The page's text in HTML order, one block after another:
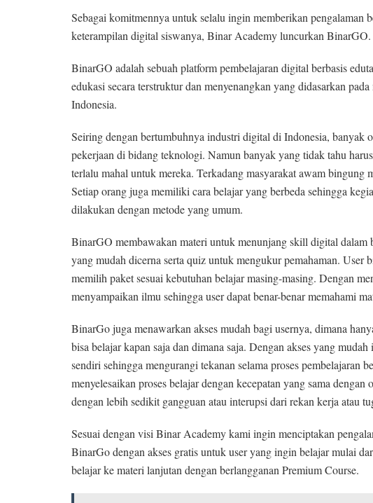
Sebagai komitmennya untuk selalu ingin memberikan pengalaman
keterampilan digital siswanya, Binar Academy luncurkan BinarGO.
BinarGO adalah sebuah platform pembelajaran digital berbasis
edukasi secara terstruktur dan menyenangkan yang didasarkan
Indonesia.
Seiring dengan bertumbuhnya industri digital di Indonesia, banyak
pekerjaan di bidang teknologi. Namun banyak yang tidak tahu
terlalu mahal untuk mereka. Terkadang masyarakat awam bingung
Setiap orang juga memiliki cara belajar yang berbeda sehingga
dilakukan dengan metode yang umum.
BinarGO membawakan materi untuk menunjang skill digital dalam
yang mudah dicerna serta quiz untuk mengukur pemahaman. User
memilih paket sesuai kebutuhan belajar masing-masing. Dengan
menyampaikan ilmu sehingga user dapat benar-benar memahami
BinarGo juga menawarkan akses mudah bagi usernya, dimana
bisa belajar kapan saja dan dimana saja. Dengan akses yang
sendiri sehingga mengurangi tekanan selama proses pembelajaran
menyelesaikan proses belajar dengan kecepatan yang sama
dengan lebih sedikit gangguan atau interupsi dari rekan kerja atau
Sesuai dengan visi Binar Academy kami ingin menciptakan
BinarGo dengan akses gratis untuk user yang ingin belajar mulai
belajar ke materi lanjutan dengan berlangganan Premium Course.